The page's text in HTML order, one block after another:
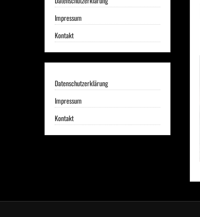
Impressum
Kontakt
Datenschutzerklärung
Impressum
Kontakt